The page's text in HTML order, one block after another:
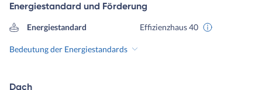
Energiestandard und Förderung
Energiestandard Effizienzhaus 40
Bedeutung der Energiestandards
Dach